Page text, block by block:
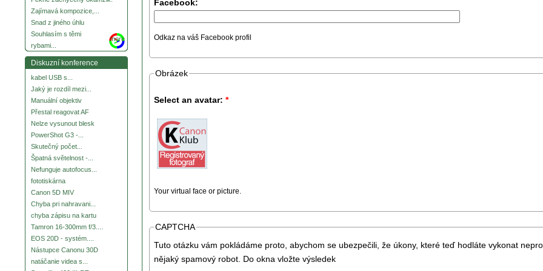
Zajímavá kompozice,...
Snad z jiného úhlu
Souhlasím s těmi
rybami...
more
Diskuzní konference
kabel USB s...
Jaký je rozdíl mezi...
Manuální objektiv
Přestal reagovat AF
Nelze vysunout blesk
PowerShot G3 -...
Skutečný počet...
Špatná světelnost -...
Nefunguje autofocus...
fototiskárna
Canon 5D MIV
Chyba pri nahravani...
chyba zápisu na kartu
Tamron 16-300mm f/3....
EOS 20D - systém....
Nástupce Canonu 30D
natáčanie videa s...
Facebook:
Odkaz na váš Facebook profil
Obrázek
Select an avatar: *
Your virtual face or picture.
CAPTCHA
Tuto otázku vám pokládáme proto, abychom se ubezpečili, že úkony, které teď hodláte vykonat
nějaký spamový robot. Do okna vložte výsledek